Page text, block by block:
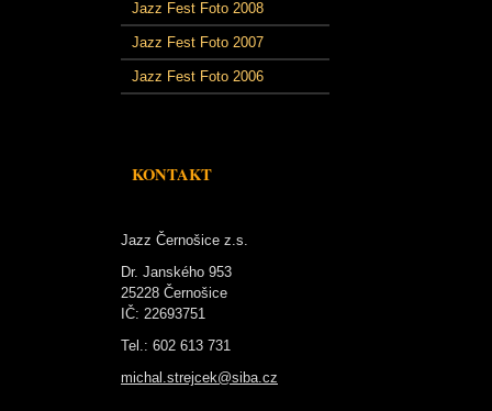
Jazz Fest Foto 2008
Jazz Fest Foto 2007
Jazz Fest Foto 2006
KONTAKT
Jazz Černošice z.s.
Dr. Janského 953
25228 Černošice
IČ: 22693751
Tel.: 602 613 731
michal.strejcek@siba.cz